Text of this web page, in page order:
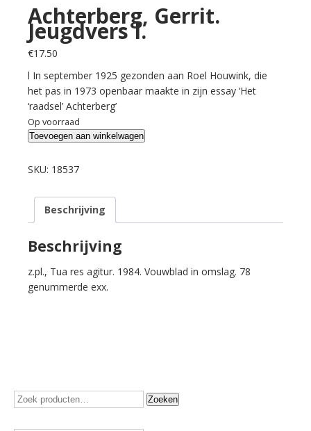
Achterberg, Gerrit.
Jeugdvers I.
€17.50
l In september 1925 gezonden aan Roel Houwink, die
het pas in 1973 openbaar maakte in zijn essay ‘Het
‘raadsel’ Achterberg’
Op voorraad
Achterberg,
Jeugdvers
aantal
Toevoegen aan winkelwagen
SKU: 18537
Beschrijving
Beschrijving
z.pl., Tua res agitur. 1984. Vouwblad in omslag. 78
genummerde exx.
Zoeken
Zoeken